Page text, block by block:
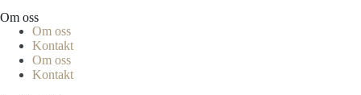
Om oss
Om oss
Kontakt
Om oss
Kontakt